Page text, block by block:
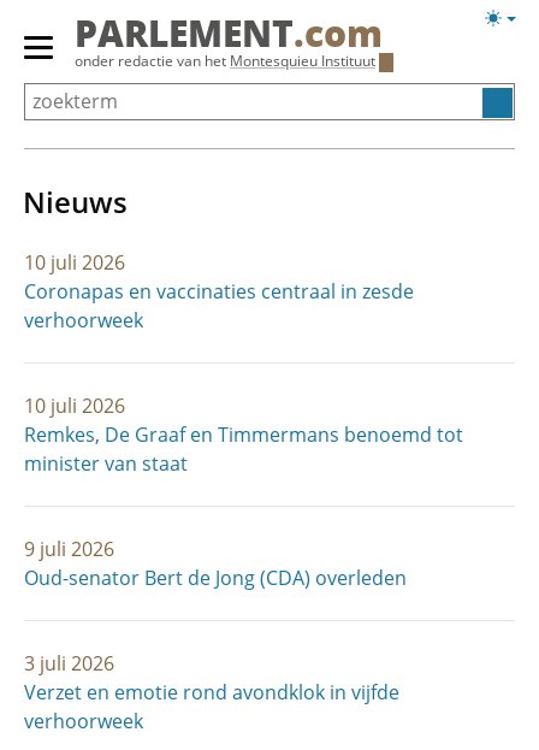
Overslaan
Primair
menu
tonen/verbergen
PARLEMENT.com
onder redactie van het Montesquieu Instituut
Nieuws
10 juli 2026
Coronapas en vaccinaties centraal in zesde
verhoorweek
10 juli 2026
Remkes, De Graaf en Timmermans benoemd tot
minister van staat
9 juli 2026
Oud-senator Bert de Jong (CDA) overleden
3 juli 2026
Verzet en emotie rond avondklok in vijfde
verhoorweek